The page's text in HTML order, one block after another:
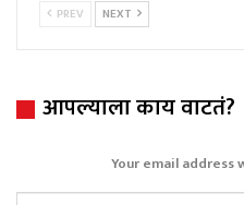
PREV NEXT
आपल्याला काय वाटतं?
Your email address